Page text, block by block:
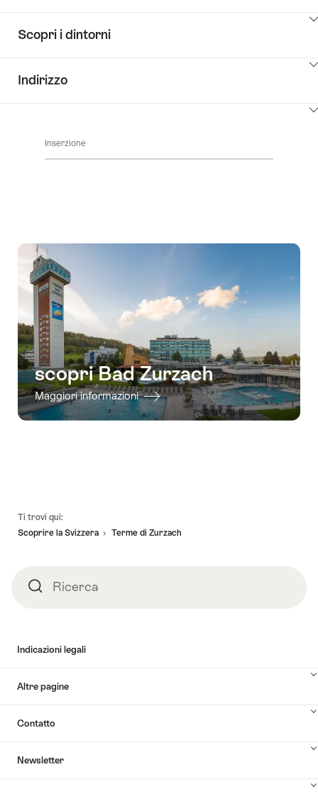
qui
visualizzare
i
Scopri i dintorni
qui
contenuti
Indirizzo
visualizzare
contatti
Inserzione
scopri Bad Zurzach
Maggiori informazioni
Ti trovi qui:
Scoprire la Svizzera
Terme di Zurzach
RicercaRicerca
Indicazioni legali
Altre pagine
Contatto
Newsletter